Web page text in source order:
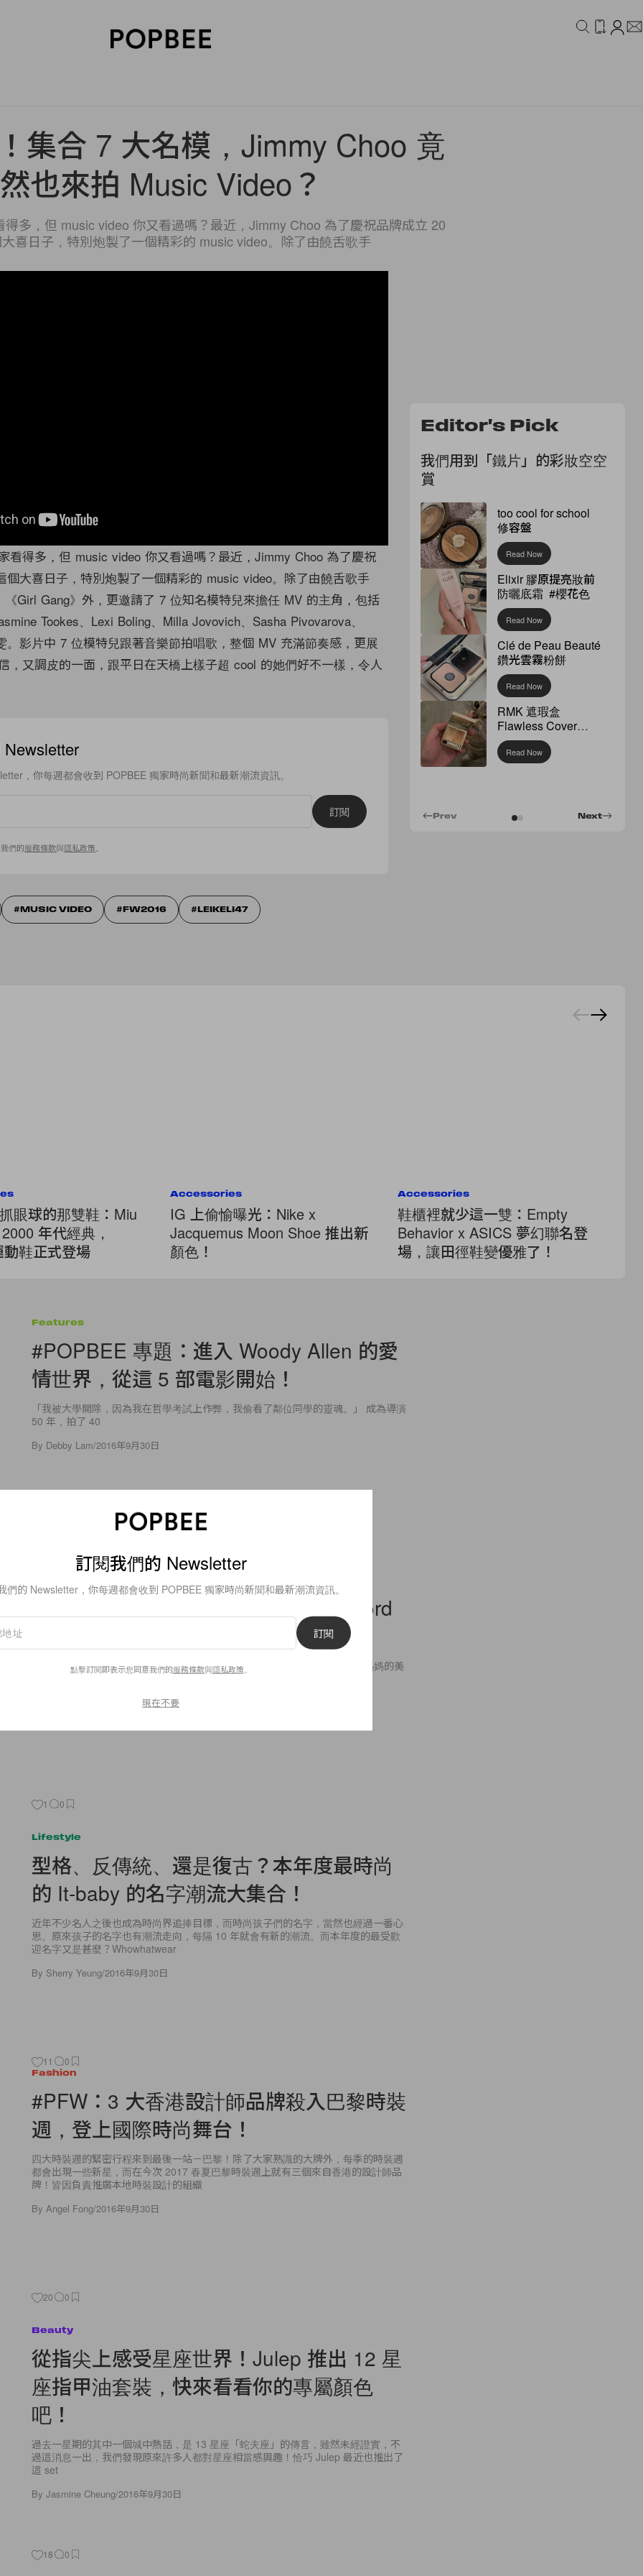
集合 7 大名模，Jimmy Choo 竟
然也來拍 Music Video？
多，但 music video 你又看過嗎？最近，Jimmy Choo 為了慶祝品牌成立 20
喜日子，特別炮製了一個精彩的 music video。除了由饒舌歌手
看得多，但 music video 你又看過嗎？最近，Jimmy Choo 為了慶祝
個大喜日子，特別炮製了一個精彩的 music video。除了由饒舌歌手
Girl Gang》外，更邀請了 7 位知名模特兒來擔任 MV 的主角，包括
Tookes、Lexi Boling、Milla Jovovich、Sasha Pivovarova、
。影片中 7 位模特兒跟著音樂節拍唱歌，整個 MV 充滿節奏感，更展
，又調皮的一面，跟平日在天橋上樣子超 cool 的她們好不一樣，令人
，你每週都會收到 POPBEE 獨家時尚新聞和最新潮流資訊。
訂閱
們的服務條款與隱私政策。
MUSIC VIDEO FW2016 LEIKELI47
Editor's Pick
我們用到「鐵片」的彩妝空空
賞
too cool for school
修容盤
Read Now
Elixir 膠原提亮妝前
防曬底霜 #櫻花色
Read Now
Clé de Peau Beauté
鑽光雲霧粉餅
Read Now
RMK 遮瑕盒
Flawless Cover
Concealer
Read Now
Next
Prev
眼球的那雙鞋：Miu
年代經典，
動鞋正式登場
Accessories
IG 上偷愉曝光：Nike x
Jacquemus Moon Shoe 推出新
顏色！
Accessories
鞋櫃裡就少這一雙：Empty
Behavior x ASICS 夢幻聯名登
場，讓田徑鞋變優雅了！
Features
#POPBEE 專題：進入 Woody Allen 的愛
情世界，從這 5 部電影開始！
「我被大學開除，因為我在哲學考試上作弊，我偷看了鄰位同學的靈魂。」 成為導演
50 年，拍了 40
By Debby Lam/2016年9月30日
Kaia Gerber 不但和媽媽 Cindy Crawford
長得相像，就連衣著品味也相當近似！
美國一代超級名模 Cindy Crawford 的 15 歲女兒 Kaia Gerber，完美遺傳了媽媽的美
人胚子，於上年與 IMG
2016年9月30日
1 0
Lifestyle
型格、反傳統、還是復古？本年度最時尚
的 It-baby 的名字潮流大集合！
近年不少名人之後也成為時尚界追捧目標，而時尚孩子們的名字，當然也經過一番心
思。原來孩子的名字也有潮流走向，每隔 10 年就會有新的潮流。而本年度的最受歡
迎名字又是甚麼？Whowhatwear
By Sherry Yeung/2016年9月30日
11 0
Fashion
#PFW：3 大香港設計師品牌殺入巴黎時裝
週，登上國際時尚舞台！
四大時裝週的緊密行程來到最後一站－巴黎！除了大家熟識的大牌外，每季的時裝週
都會出現一些新星，而在今次 2017 春夏巴黎時裝週上就有三個來自香港的設計師品
牌！皆因負責推廣本地時裝設計的組織
By Angel Fong/2016年9月30日
20 0
Beauty
從指尖上感受星座世界！Julep 推出 12 星
座指甲油套裝，快來看看你的專屬顏色
吧！
過去一星期的其中一個城中熱話，是 13 星座「蛇夫座」的傳言，雖然未經證實，不
過這消息一出，我們發現原來許多人都對星座相當感興趣！恰巧 Julep 最近也推出了
這 set
By Jasmine Cheung/2016年9月30日
18 0
訂閱我們的 Newsletter
們的 Newsletter，你每週都會收到 POPBEE 獨家時尚新聞和最新潮流資訊。
訂閱
點擊訂閱即表示您同意我們的服務條款與隱私政策
現在不要